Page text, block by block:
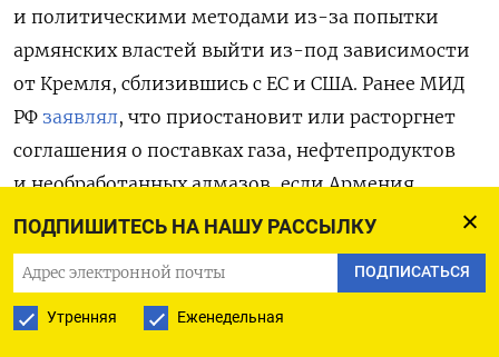
ПОДПИШИТЕСЬ НА НАШУ РАССЫЛКУ
ПОДПИСАТЬСЯ
Утренняя Еженедельная
и политическими методами из-за попытки
армянских властей выйти из-под зависимости
от Кремля, сблизившись с ЕС и США. Ранее МИД
РФ заявлял, что приостановит или расторгнет
соглашения о поставках газа, нефтепродуктов
и необработанных алмазов, если Армения
продолжит процесс вступления в ЕС. Также
российские властиограничиливвоз и продажу
в РФ армянских овощей, минеральной воды,
алкоголя и цветов.